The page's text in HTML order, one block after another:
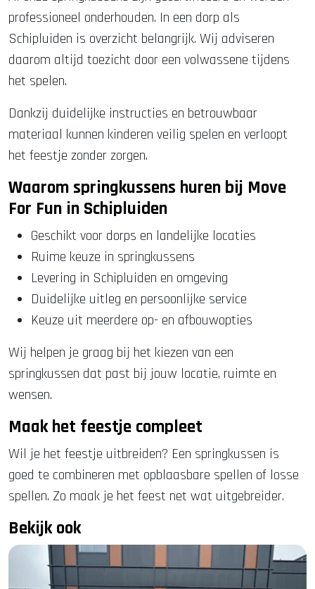
professioneel onderhouden. In een dorp als
Schipluiden is overzicht belangrijk. Wij adviseren
daarom altijd toezicht door een volwassene tijdens
het spelen.
Dankzij duidelijke instructies en betrouwbaar
materiaal kunnen kinderen veilig spelen en verloopt
het feestje zonder zorgen.
Waarom springkussens huren bij Move
For Fun in Schipluiden
Geschikt voor dorps en landelijke locaties
Ruime keuze in springkussens
Levering in Schipluiden en omgeving
Duidelijke uitleg en persoonlijke service
Keuze uit meerdere op- en afbouwopties
Wij helpen je graag bij het kiezen van een
springkussen dat past bij jouw locatie, ruimte en
wensen.
Maak het feestje compleet
Wil je het feestje uitbreiden? Een springkussen is
goed te combineren met opblaasbare spellen of losse
spellen. Zo maak je het feest net wat uitgebreider.
Bekijk ook